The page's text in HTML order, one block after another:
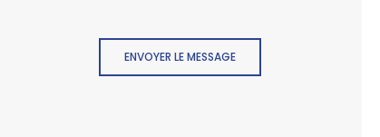
ENVOYER LE MESSAGE